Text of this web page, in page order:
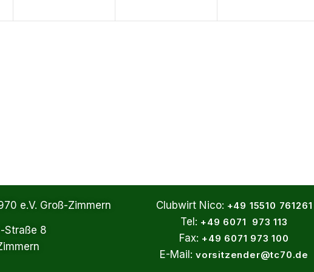
e.V. Groß-Zimmern
Straße 8
Clubwirt Nico: +49 15510 761261
Tel: +49 6071 973 113
Fax: +49 6071 973 100
E-Mail: vorsitzender@tc70.de